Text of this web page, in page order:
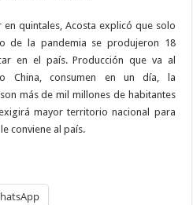
quintales, Acosta explicó que solo
de la pandemia se produjeron 18
en el país. Producción que va al
China, consumen en un día, la
más de mil millones de habitantes
mayor territorio nacional para
conviene al país.